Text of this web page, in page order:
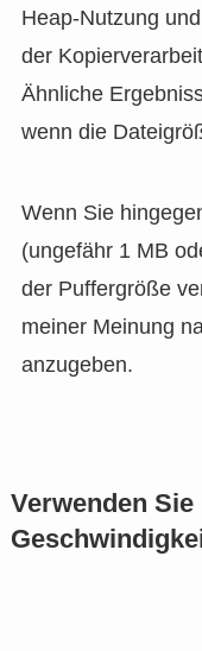
Heap-Nutzung
der
Ähnliche
wenn die
Wenn Sie
(ungefähr 1 MB
der Puffergröße
meiner Meinung
anzugeben.
Verwenden